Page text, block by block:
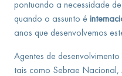
pontuando a necessidade
quando o assunto é
anos que desenvolvemos
Agentes de
tais como Sebrae Nacional,